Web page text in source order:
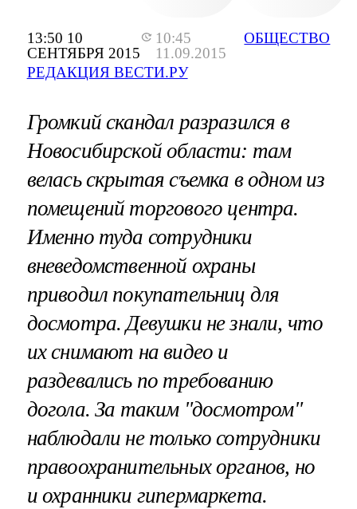
13:50 10
СЕНТЯБРЯ 2015
10:45
11.09.2015
РЕДАКЦИЯ ВЕСТИ.РУ
ОБЩЕСТВО
Громкий скандал разразился в
Новосибирской области: там
велась скрытая съемка в одном из
помещений торгового центра.
Именно туда сотрудники
вневедомственной охраны
приводил покупательниц для
досмотра. Девушки не знали, что
их снимают на видео и
раздевались по требованию
догола. За таким "досмотром"
наблюдали не только сотрудники
правоохранительных органов, но
и охранники гипермаркета.